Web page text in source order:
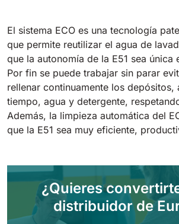
550 mm 2200
E51
530 mm 2280
E61
E71
710 mm 3195
Rider 1201
1200 mm 10200
Rider Lift
1200 mm 7865
Xtrema
1400 mm 12600
El sistema ECO es una tecnología
que permite reutilizar el agua de
que la autonomía de la E51 sea única
Por fin se puede trabajar sin parar
rellenar continuamente los depósitos,
tiempo, agua y detergente,
Además, la limpieza automática del
que la E51 sea muy eficiente,
¿Quieres
distribuidor de